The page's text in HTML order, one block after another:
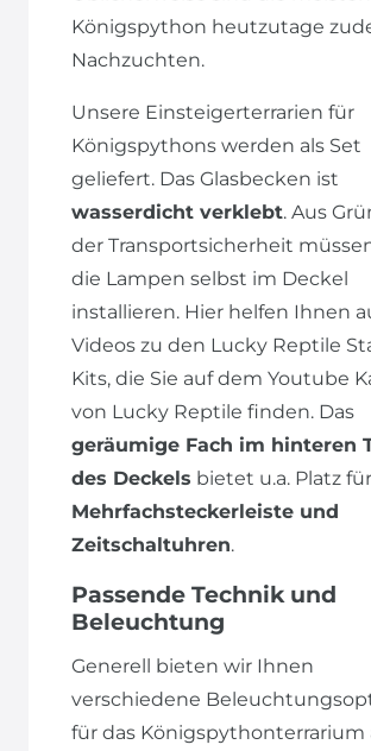
Königspython heutzutage
Nachzuchten.
Unsere Einsteigerterrarien für
Königspythons werden als Set
geliefert. Das Glasbecken ist
wasserdicht verklebt. Aus
der Transportsicherheit
die Lampen selbst im Deckel
installieren. Hier helfen Ihnen
Videos zu den Lucky Reptile
Kits, die Sie auf dem Youtube
von Lucky Reptile finden. Das
geräumige Fach im hinteren
des Deckels bietet u.a. Platz
Mehrfachsteckerleiste und
Zeitschaltuhren.
Passende Technik und
Beleuchtung
Generell bieten wir Ihnen
verschiedene
für das Königspythonterrarium